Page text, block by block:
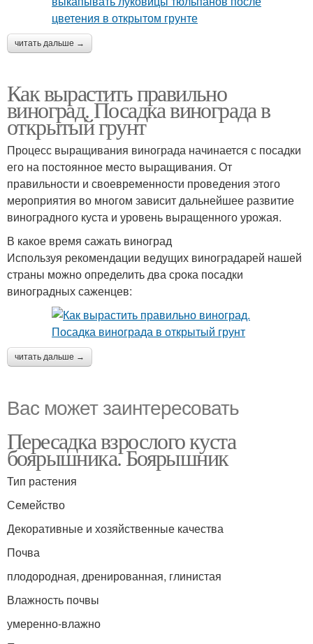
читать дальше →
Как вырастить правильно
виноград. Посадка винограда в
открытый грунт
Процесс выращивания винограда начинается с посадки
его на постоянное место выращивания. От
правильности и своевременности проведения этого
мероприятия во многом зависит дальнейшее развитие
виноградного куста и уровень выращенного урожая.
В какое время сажать виноград
Используя рекомендации ведущих виноградарей нашей
страны можно определить два срока посадки
виноградных саженцев:
читать дальше →
Вас может заинтересовать
Пересадка взрослого куста
боярышника. Боярышник
Тип растения
Семейство
Декоративные и хозяйственные качества
Почва
плодородная, дренированная, глинистая
Влажность почвы
умеренно-влажно